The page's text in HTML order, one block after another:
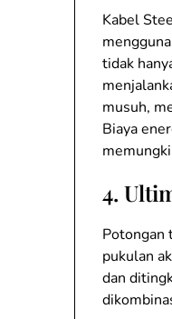
Kabel
tidak
musuh,
Biaya
4.
Potongan
pukulan
dan